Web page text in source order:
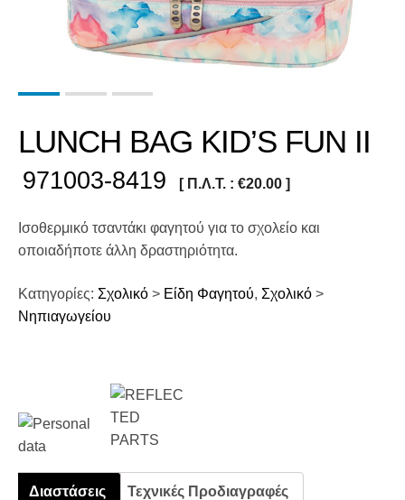
LUNCH BAG KID’S FUN II
971003-8419 [ Π.Λ.Τ. : €20.00 ]
Ισοθερμικό τσαντάκι φαγητού για το σχολείο και
οποιαδήποτε άλλη δραστηριότητα.
Κατηγορίες: Σχολικό > Είδη Φαγητού, Σχολικό >
Νηπιαγωγείου
Διαστάσεις Τεχνικές Προδιαγραφές